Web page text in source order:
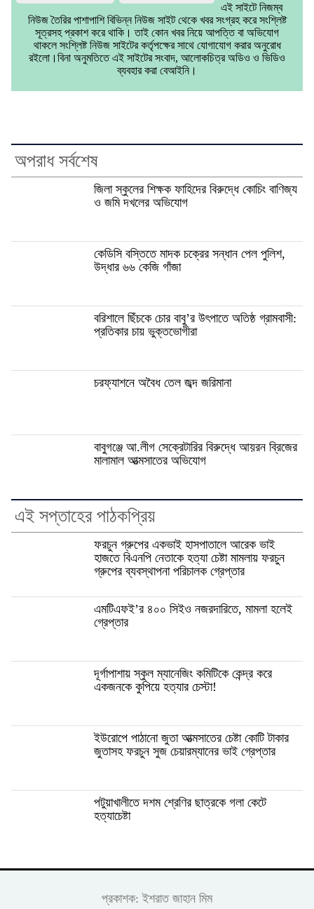
এই সাইটে নিজম্ব
নিউজ তৈরির পাশাপাশি বিভিন্ন নিউজ সাইট থেকে খবর সংগ্রহ করে সংশ্লিষ্ট
সূত্রসহ প্রকাশ করে থাকি। তাই কোন খবর নিয়ে আপত্তি বা অভিযোগ
থাকলে সংশ্লিষ্ট নিউজ সাইটের কর্তৃপক্ষের সাথে যোগাযোগ করার অনুরোধ
রইলো।বিনা অনুমতিতে এই সাইটের সংবাদ, আলোকচিত্র অডিও ও ভিডিও
ব্যবহার করা বেআইনি।
অপরাধ সর্বশেষ
জিলা স্কুলের শিক্ষক ফাহিদের বিরুদ্ধে কোচিং বাণিজ্য
ও জমি দখলের অভিযোগ
কেডিসি বস্তিতে মাদক চক্রের সন্ধান পেল পুলিশ,
উদ্ধার ৬৬ কেজি গাঁজা
বরিশালে ছিঁচকে চোর বাবু’র উৎপাতে অতিষ্ঠ গ্রামবাসী:
প্রতিকার চায় ভুক্তভোগীরা
চরফ্যাশনে অবৈধ তেল জব্দ জরিমানা
বাবুগঞ্জে আ.লীগ সেক্রেটারির বিরুদ্ধে আয়রন ব্রিজের
মালামাল আত্মসাতের অভিযোগ
এই সপ্তাহের পাঠকপ্রিয়
ফরচুন গ্রুপের একভাই হাসপাতালে আরেক ভাই
হাজতে বিএনপি নেতাকে হত্যা চেষ্টা মামলায় ফরচুন
গ্রুপের ব্যবস্থাপনা পরিচালক গ্রেপ্তার
এমটিএফই’র ৪০০ সিইও নজরদারিতে, মামলা হলেই
গ্রেপ্তার
দূর্গাপাশায় স্কুল ম্যানেজিং কমিটিকে কেন্দ্র করে
একজনকে কুপিয়ে হত্যার চেস্টা!
ইউরোপে পাঠানো জুতা আত্মসাতের চেষ্টা কোটি টাকার
জুতাসহ ফরচুন সুজ চেয়ারম্যানের ভাই গ্রেপ্তার
পটুয়াখালীতে দশম শ্রেণির ছাত্রকে গলা কেটে
হত্যাচেষ্টা
প্রকাশক: ইশরাত জাহান মিম